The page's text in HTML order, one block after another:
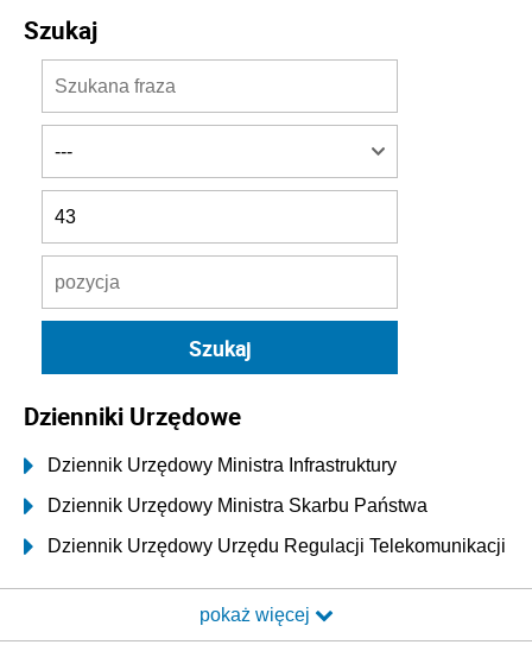
Szukaj
Dzienniki Urzędowe
Dziennik Urzędowy Ministra Infrastruktury
Dziennik Urzędowy Ministra Skarbu Państwa
Dziennik Urzędowy Urzędu Regulacji Telekomunikacji
Dziennik Urzędowy Ministra Transportu i Budownictwa
pokaż więcej